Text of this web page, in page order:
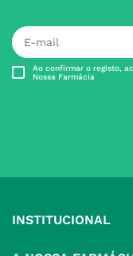
Ao confirmar o registo,
Nossa Farmácia
INSTITUCIONAL